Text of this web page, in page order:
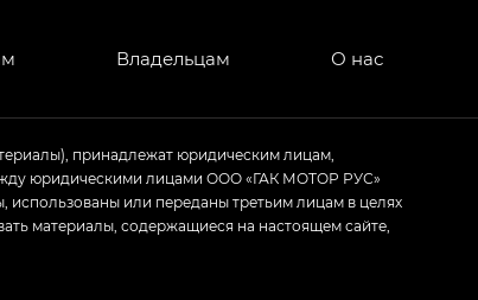
GB AWD, Джи Эль Полный привод —
стиле — GL(S-Style)
Владельцам О нас
принадлежат юридическим лицам,
юридическими лицами ООО «ГАК МОТОР РУС»
использованы или переданы третьим лицам в целях
материалы, содержащиеся на настоящем сайте,